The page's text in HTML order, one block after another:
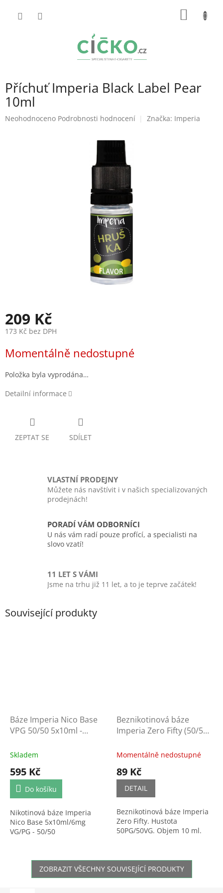
Příchuť Imperia Black Label Pear
10ml
Průměrné
Neohodnoceno Podrobnosti hodnocení Značka: Imperia
209 Kč
173 Kč bez DPH
cena:
Momentálně nedostupné
Položka byla vyprodána…
Detailní informace
ZEPTAT SE SDÍLET
VLASTNÍ PRODEJNY
Můžete nás navštívit i v našich specializovaných
prodejnách!
PORADÍ VÁM ODBORNÍCI
U nás vám radí pouze profící, a specialisti na
slovo vzatí!
11 LET S VÁMI
Jsme na trhu již 11 let, a to je teprve začátek!
Související produkty
Báze Imperia Nico Base
VPG 50/50 5x10ml -
Skladem
595 Kč
Do košíku
Nikotinová báze Imperia
Nico Base 5x10ml/6mg
VG/PG - 50/50
Beznikotinová báze
Imperia Zero Fifty (50/50)
Momentálně nedostupné
89 Kč
DETAIL
Beznikotinová báze Imperia
Zero Fifty. Hustota
50PG/50VG. Objem 10 ml.
ZOBRAZIT VŠECHNY SOUVISEJÍCÍ PRODUKTY